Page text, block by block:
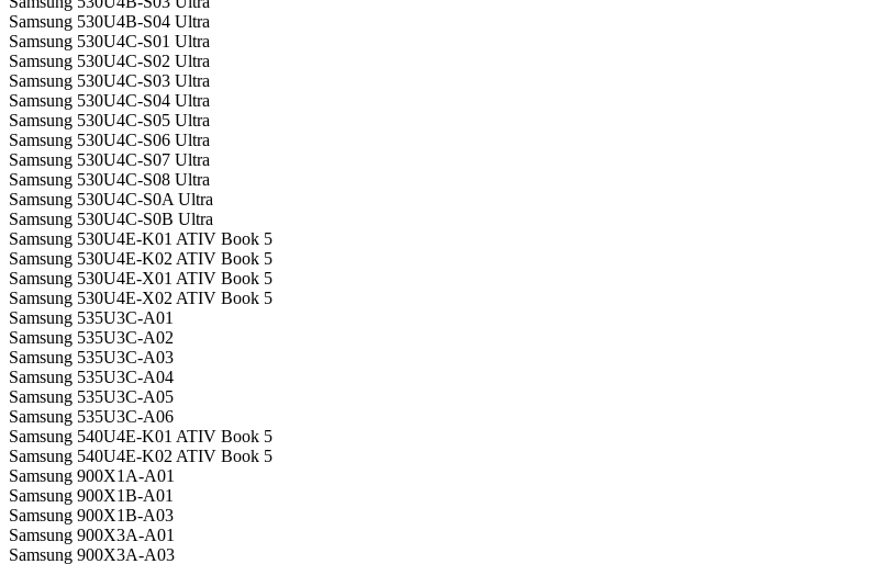
Samsung 530U4B-S04 Ultra
Samsung 530U4C-S01 Ultra
Samsung 530U4C-S02 Ultra
Samsung 530U4C-S03 Ultra
Samsung 530U4C-S04 Ultra
Samsung 530U4C-S05 Ultra
Samsung 530U4C-S06 Ultra
Samsung 530U4C-S07 Ultra
Samsung 530U4C-S08 Ultra
Samsung 530U4C-S0A Ultra
Samsung 530U4C-S0B Ultra
Samsung 530U4E-K01 ATIV Book 5
Samsung 530U4E-K02 ATIV Book 5
Samsung 530U4E-X01 ATIV Book 5
Samsung 530U4E-X02 ATIV Book 5
Samsung 535U3C-A01
Samsung 535U3C-A02
Samsung 535U3C-A03
Samsung 535U3C-A04
Samsung 535U3C-A05
Samsung 535U3C-A06
Samsung 540U4E-K01 ATIV Book 5
Samsung 540U4E-K02 ATIV Book 5
Samsung 900X1A-A01
Samsung 900X1B-A01
Samsung 900X1B-A03
Samsung 900X3A-A01
Samsung 900X3A-A03